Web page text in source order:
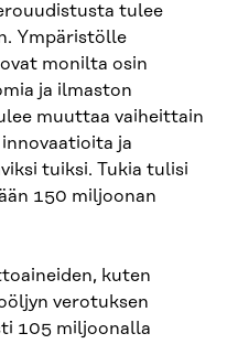
tulee
Ympäristölle
monilta osin
ja ilmaston
muuttaa vaiheittain
ja
tuiksi. Tukia tulisi
150 miljoonan
kuten
verotuksen
105 miljoonalla